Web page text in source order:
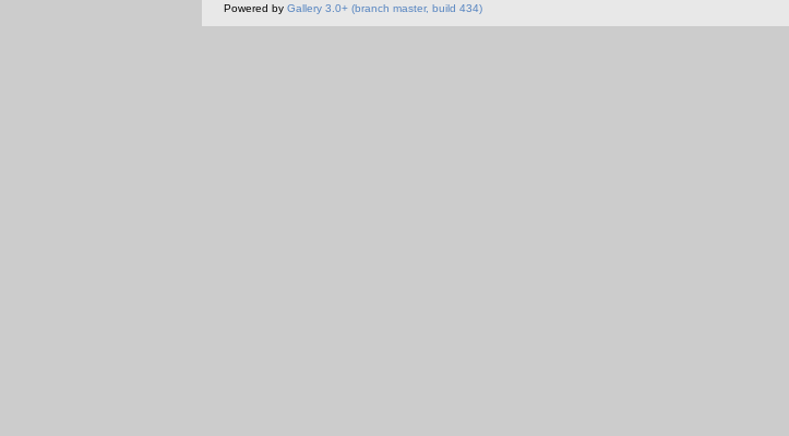
Powered by Gallery 3.0+ (branch master, build 434)